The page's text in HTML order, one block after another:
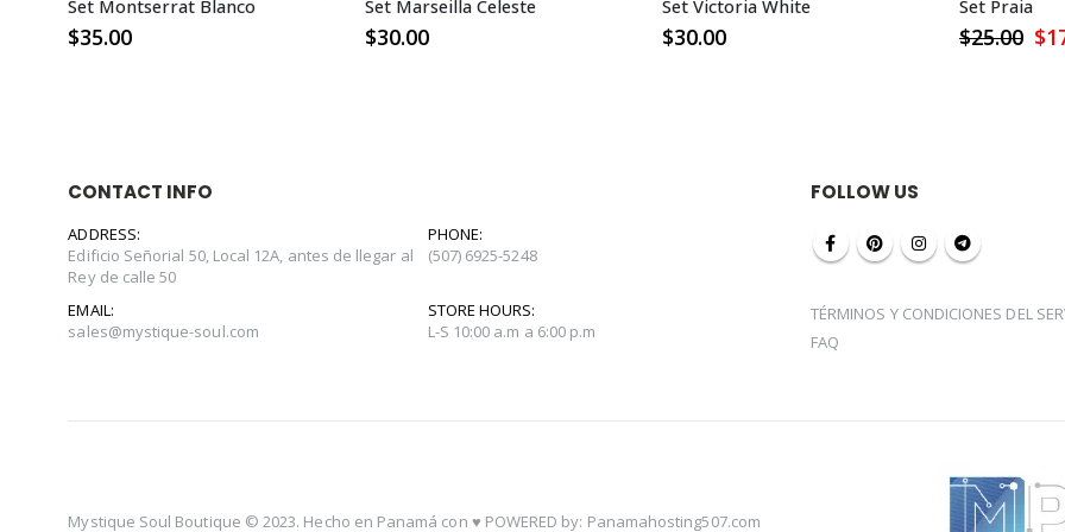
Set Montserrat Blanco
$35.00
Set Marseilla Celeste
$30.00
Set Victoria White
$30.00
Set Praia
$25.00 El
$
CONTACT INFO
ADDRESS:
Edificio Señorial 50, Local 12A, antes de llegar al
Rey de calle 50
PHONE:
(507) 6925-5248
EMAIL:
sales@mystique-soul.com
STORE HOURS:
L-S 10:00 a.m a 6:00 p.m
FOLLOW US
TÉRMINOS Y CONDICIONES DEL
FAQ
Mystique Soul Boutique © 2023. Hecho en Panamá con ♥️ POWERED by: Panamahosting507.com